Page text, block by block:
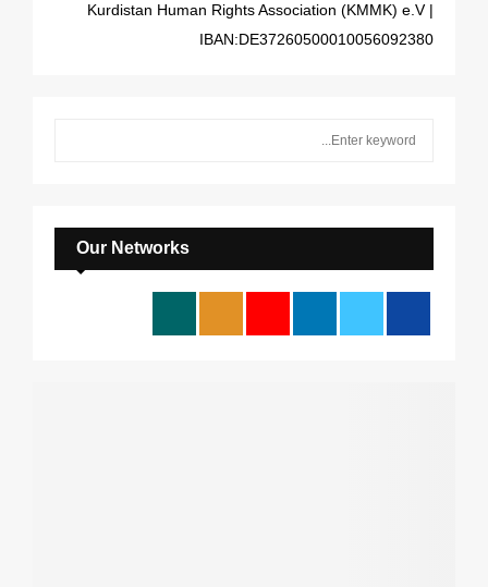
| Kurdistan Human Rights Association (KMMK) e.V
IBAN:DE37260500010056092380
f
o
:
A
R
Our Networks